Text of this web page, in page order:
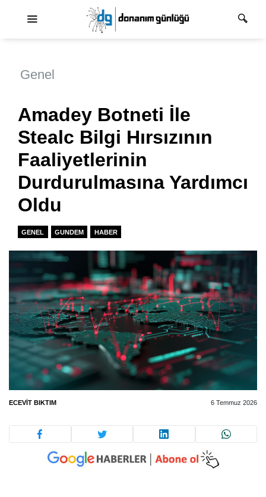
Genel
Amadey Botneti İle
Stealc Bilgi Hırsızının
Faaliyetlerinin
Durdurulmasına Yardımcı
Oldu
GENEL GUNDEM HABER
ECEVIT BIKTIM 6 Temmuz 2026